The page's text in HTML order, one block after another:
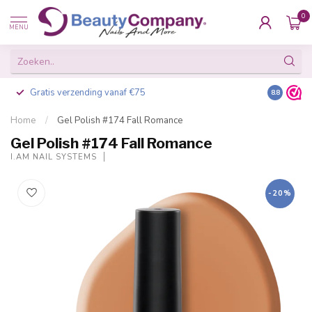
MENU
0
Gratis verzending vanaf €75 Besteld
8.8
Home / Gel Polish #174 Fall Romance
Gel Polish #174 Fall Romance
I.AM NAIL SYSTEMS
-20%